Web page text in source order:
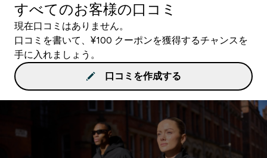
すべてのお客様の口コミ
現在口コミはありません。
口コミを書いて、¥100 クーポンを獲得するチャンスを
手に入れましょう。
口コミを作成する